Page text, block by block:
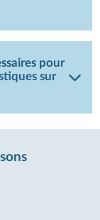
pour
sur